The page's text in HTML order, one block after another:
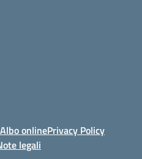
Albo onlinePrivacy Policy
legali